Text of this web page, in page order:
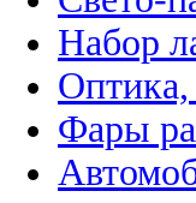
Набор
Фары